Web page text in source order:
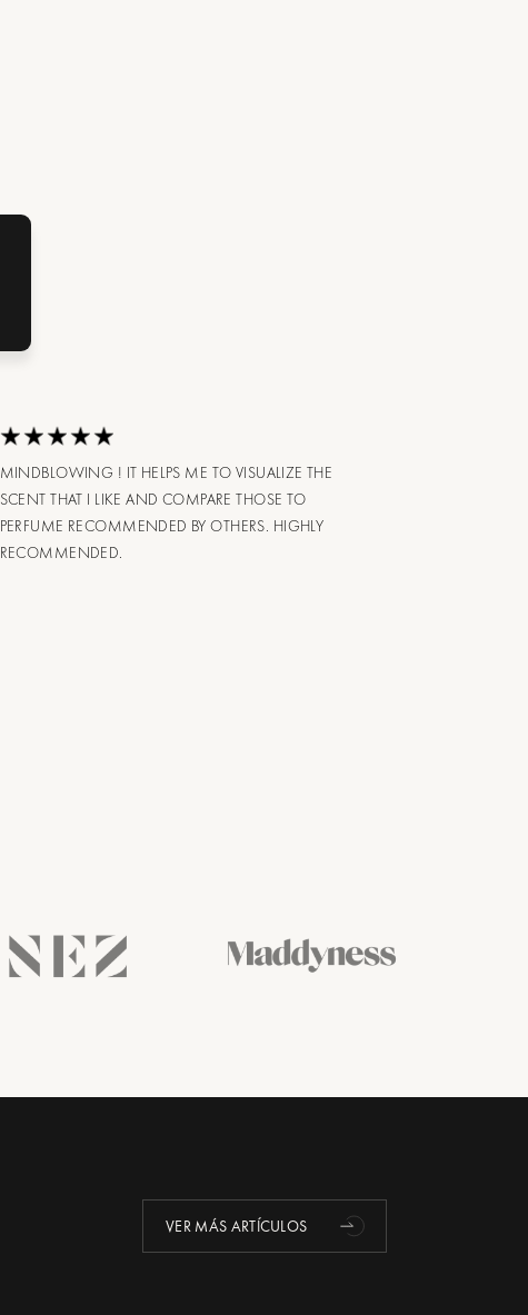
MINDBLOWING ! IT HELPS ME TO VISUALIZE THE
SCENT THAT I LIKE AND COMPARE THOSE TO
PERFUME RECOMMENDED BY OTHERS. HIGHLY
RECOMMENDED.
VER MÁS ARTÍCULOS